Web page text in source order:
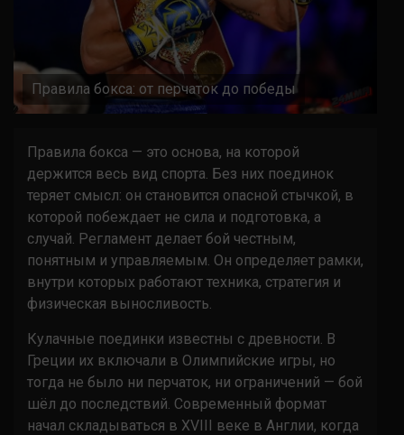
Правила бокса: от перчаток до победы
Правила бокса — это основа, на которой
держится весь вид спорта. Без них поединок
теряет смысл: он становится опасной стычкой, в
которой побеждает не сила и подготовка, а
случай. Регламент делает бой честным,
понятным и управляемым. Он определяет рамки,
внутри которых работают техника, стратегия и
физическая выносливость.
Кулачные поединки известны с древности. В
Греции их включали в Олимпийские игры, но
тогда не было ни перчаток, ни ограничений — бой
шёл до последствий. Современный формат
начал складываться в XVIII веке в Англии, когда